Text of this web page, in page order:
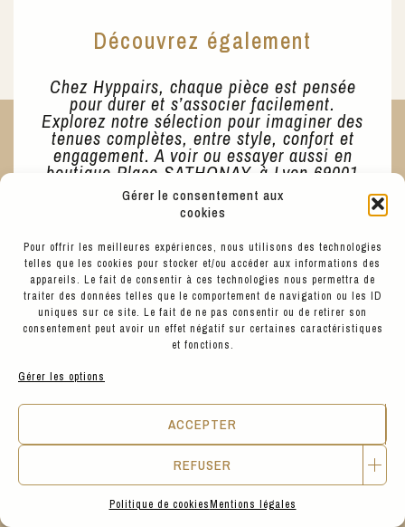
Gérer le consentement aux
cookies
Pour offrir les meilleures expériences, nous utilisons des technologies
telles que les cookies pour stocker et/ou accéder aux informations des
appareils. Le fait de consentir à ces technologies nous permettra de
traiter des données telles que le comportement de navigation ou les ID
uniques sur ce site. Le fait de ne pas consentir ou de retirer son
consentement peut avoir un effet négatif sur certaines caractéristiques
et fonctions.
Gérer les options
ACCEPTER
REFUSER
Politique de cookiesMentions légales
Découvrez également
Chez Hyppairs, chaque pièce est pensée
pour durer et s’associer facilement.
Explorez notre sélection pour imaginer des
tenues complètes, entre style, confort et
engagement. A voir ou essayer aussi en
boutique Place SATHONAY, à Lyon 69001
BEST SELLERS